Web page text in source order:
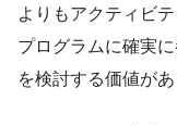
よりもアクティビ
プログラムに確実
を検討する価値があ